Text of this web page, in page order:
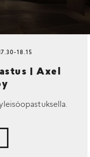
18.15
| Axel